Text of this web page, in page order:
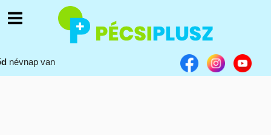
névnap van